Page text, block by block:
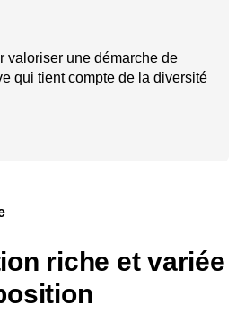
valoriser une démarche de
qui tient compte de la diversité
riche et variée